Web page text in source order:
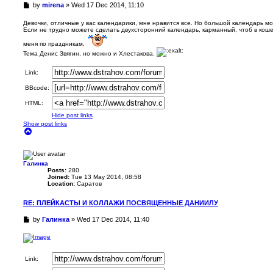
U
r
e
d
p
s
by mirena» Wed 17 Dec 2014, 11:10
Девочки, отличные у вас календарики, мне нравится все. Но большой календарь
Если не трудно можете сделать двухсторонний календарь, карманный, чтоб в
меня по праздникам.
Тема Денис Звягин, но можно и Хлестакова.
Link:
BBcode:
HTML:
Hide post links
Show post links
Галинка
Posts: 280
Joined: Tue 13 May 2014, 08:58
Location: Саратов
RE: ПЛЕЙКАСТЫ И КОЛЛАЖИ ПОСВЯЩЕННЫЕ ДАНИИЛУ
U
r
e
d
by Галинка» Wed 17 Dec 2014, 11:40
Link: